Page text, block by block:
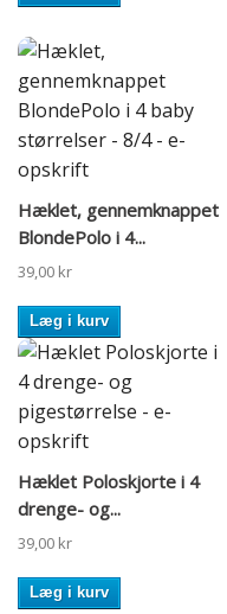
Hæklet, gennemknappet
BlondePolo i 4...
39,00 kr
Læg i kurv
Hæklet Poloskjorte i 4
drenge- og...
39,00 kr
Læg i kurv